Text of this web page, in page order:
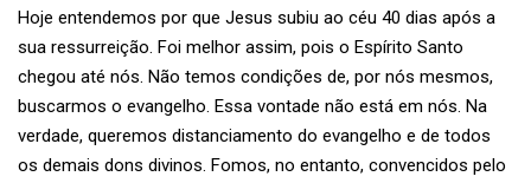
Hoje entendemos por que Jesus subiu ao céu 40 dias após a
sua ressurreição. Foi melhor assim, pois o Espírito Santo
chegou até nós. Não temos condições de, por nós mesmos,
buscarmos o evangelho. Essa vontade não está em nós. Na
verdade, queremos distanciamento do evangelho e de todos
os demais dons divinos. Fomos, no entanto, convencidos pelo